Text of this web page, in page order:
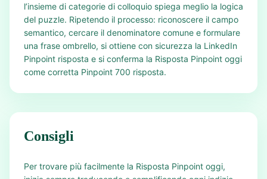
l’insieme di categorie di colloquio spiega meglio la logica
del puzzle. Ripetendo il processo: riconoscere il campo
semantico, cercare il denominatore comune e formulare
una frase ombrello, si ottiene con sicurezza la LinkedIn
Pinpoint risposta e si conferma la Risposta Pinpoint oggi
come corretta Pinpoint 700 risposta.
Consigli
Per trovare più facilmente la Risposta Pinpoint oggi,